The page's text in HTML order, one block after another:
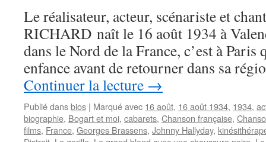
Le réalisateur, acteur, scénariste et
RICHARD naît le 16 août 1934 à
dans le Nord de la France, c’est à Paris
enfance avant de retourner dans sa
Continuer la lecture →
Publié dansbios | Marqué avec 16 août, 16 août 1934, 1934,
biographie, Bogart et moi, cabarets, Chanson française,
films, France, Georges Brassens, Johnny Hallyday,